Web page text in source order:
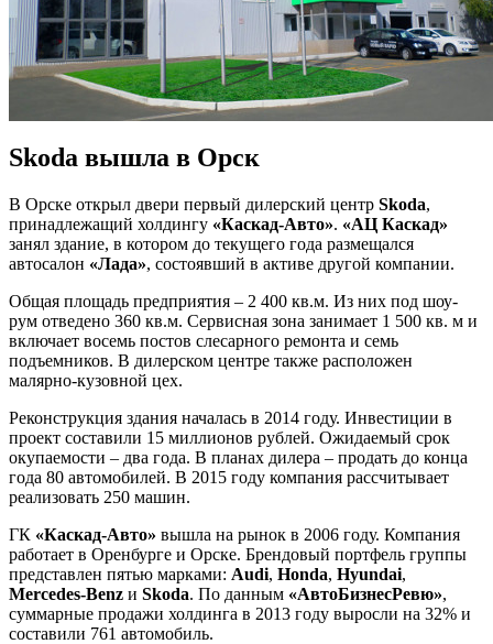
Skoda вышла в Орск
В Орске открыл двери первый дилерский центр Skoda,
принадлежащий холдингу «Каскад-Авто». «АЦ Каскад»
занял здание, в котором до текущего года размещался
автосалон «Лада», состоявший в активе другой компании.
Общая площадь предприятия – 2 400 кв.м. Из них под шоу-
рум отведено 360 кв.м. Сервисная зона занимает 1 500 кв. м и
включает восемь постов слесарного ремонта и семь
подъемников. В дилерском центре также расположен
малярно-кузовной цех.
Реконструкция здания началась в 2014 году. Инвестиции в
проект составили 15 миллионов рублей. Ожидаемый срок
окупаемости – два года. В планах дилера – продать до конца
года 80 автомобилей. В 2015 году компания рассчитывает
реализовать 250 машин.
ГК «Каскад-Авто» вышла на рынок в 2006 году. Компания
работает в Оренбурге и Орске. Брендовый портфель группы
представлен пятью марками: Audi, Honda, Hyundai,
Mercedes-Benz и Skoda. По данным «АвтоБизнесРевю»,
суммарные продажи холдинга в 2013 году выросли на 32% и
составили 761 автомобиль.